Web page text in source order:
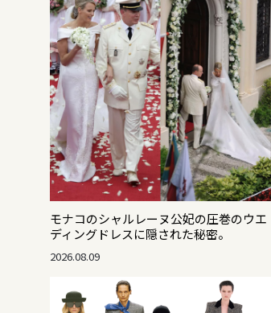
モナコのシャルレーヌ公妃の圧巻のウエ
ディングドレスに隠された秘密。
2026.08.09